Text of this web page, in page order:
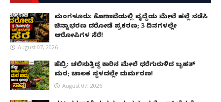
ಮಂಗಳೂರು: ಕೊಣಾಜೆಯಲ್ಲಿ ವೃದ್ಧೆಯ ಮೇಲೆ ಹಲ್ಲೆ ನಡೆಸಿ
ಚಿನ್ನಾಭರಣ ದರೋಡೆ ಪ್ರಕರಣ; 3 ದಿನಗಳಲ್ಲೇ
ಆರೋಪಿಗಳ ಸೆರೆ!
August 07, 2026
ಹೆಬ್ರಿ: ಚಲಿಸುತ್ತಿದ್ದ ಕಾರಿನ ಮೇಲೆ ಧರೆಗುರುಳಿದ ಬೃಹತ್
ಮರ; ಚಾಲಕ ಸ್ಥಳದಲ್ಲೇ ದುರ್ಮರಣ!
August 07, 2026